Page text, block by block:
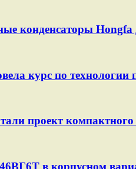
конденсаторы
курс по технологии
проект
в корпусном